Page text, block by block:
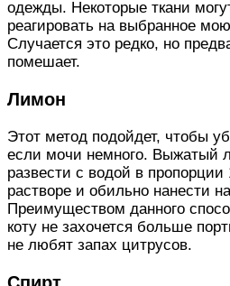
одежды. Некоторые ткани
реагировать на выбранное
Случается это редко, но
помешает.
Лимон
Этот метод подойдет, чтобы
если мочи немного. Выжатый
развести с водой в пропорции
растворе и обильно нанести
Преимуществом данного
коту не захочется больше
не любят запах цитрусов.
Спирт